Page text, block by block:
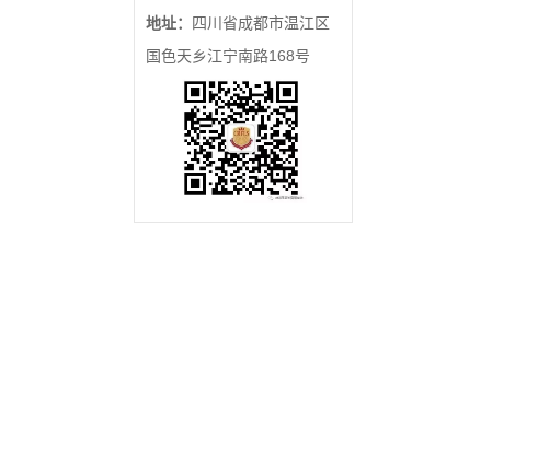
地址：
四川省成都市温江区
国色天乡江宁南路168号